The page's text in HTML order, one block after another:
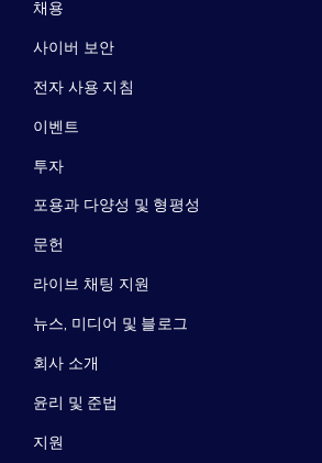
채용
사이버 보안
전자 사용 지침
이벤트
투자
포용과 다양성 및 형평성
문헌
라이브 채팅 지원
뉴스, 미디어 및 블로그
회사 소개
윤리 및 준법
지원